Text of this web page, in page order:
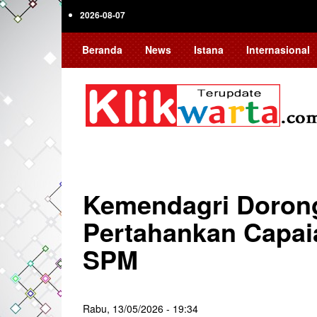
Skip
2026-08-07
Beranda News Istana Internasional
Kemendagri
Pertahankan
SPM
Rabu, 13/05/2026 - 19:34